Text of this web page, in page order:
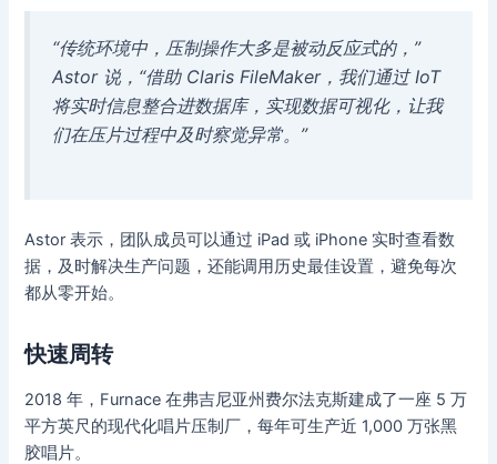
“传统环境中，压制操作大多是被动反应式的，”
Astor 说，“借助 Claris FileMaker，我们通过 IoT
将实时信息整合进数据库，实现数据可视化，让我
们在压片过程中及时察觉异常。”
Astor 表示，团队成员可以通过 iPad 或 iPhone 实时查看数
据，及时解决生产问题，还能调用历史最佳设置，避免每次
都从零开始。
快速周转
2018 年，Furnace 在弗吉尼亚州费尔法克斯建成了一座 5 万
平方英尺的现代化唱片压制厂，每年可生产近 1,000 万张黑
胶唱片。